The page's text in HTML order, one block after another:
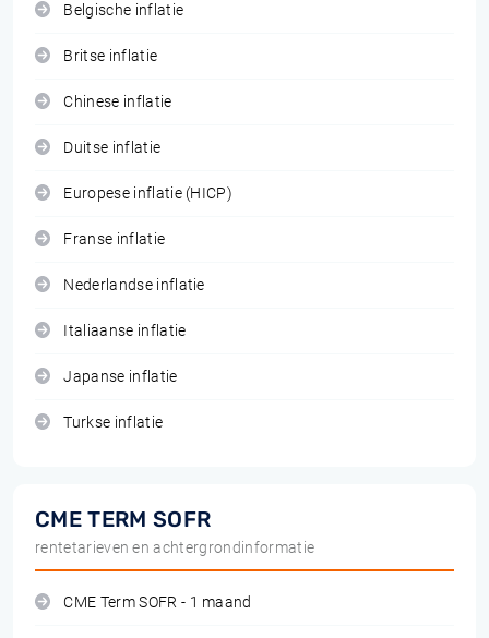
Belgische inflatie
Britse inflatie
Chinese inflatie
Duitse inflatie
Europese inflatie (HICP)
Franse inflatie
Nederlandse inflatie
Italiaanse inflatie
Japanse inflatie
Turkse inflatie
CME TERM SOFR
rentetarieven en achtergrondinformatie
CME Term SOFR - 1 maand